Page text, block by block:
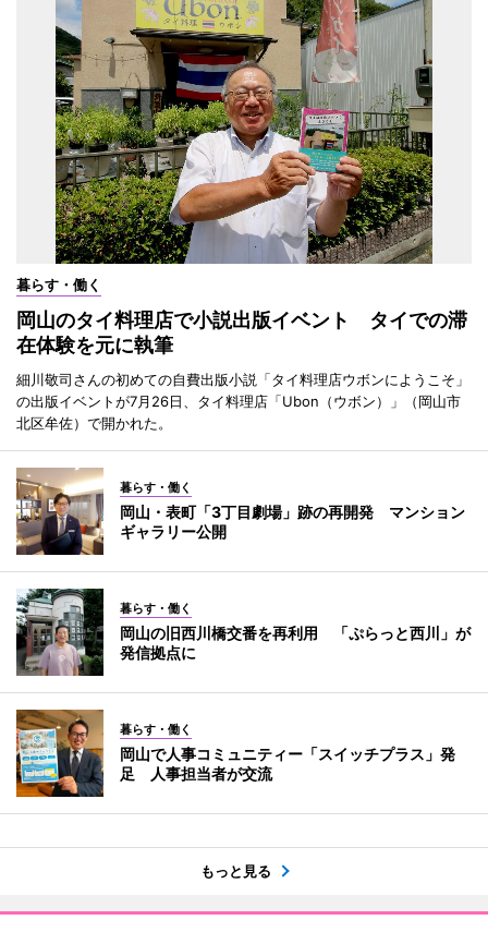
暮らす・働く
岡山のタイ料理店で小説出版イベント タイでの滞
在体験を元に執筆
細川敬司さんの初めての自費出版小説「タイ料理店ウボンにようこそ」
の出版イベントが7月26日、タイ料理店「Ubon（ウボン）」（岡山市
北区牟佐）で開かれた。
暮らす・働く
岡山・表町「3丁目劇場」跡の再開発 マンション
ギャラリー公開
暮らす・働く
岡山の旧西川橋交番を再利用 「ぷらっと西川」が
発信拠点に
暮らす・働く
岡山で人事コミュニティー「スイッチプラス」発
足 人事担当者が交流
もっと見る